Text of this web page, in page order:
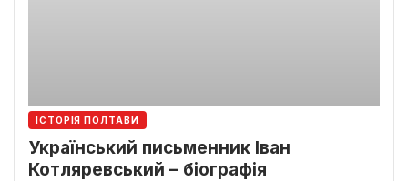
ІСТОРІЯ ПОЛТАВИ
Український письменник Іван
Котляревський – біографія